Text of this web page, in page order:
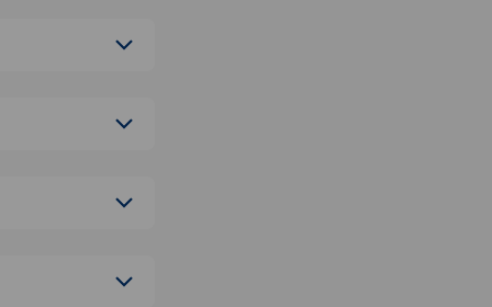
wechseln.
Custom Post